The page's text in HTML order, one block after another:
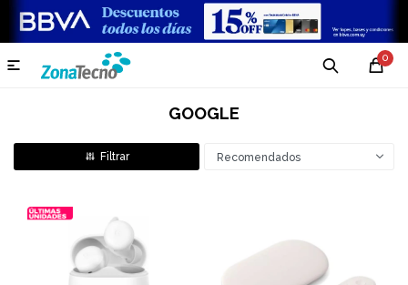
0

GOOGLE
Recomendados